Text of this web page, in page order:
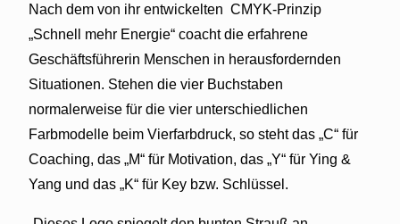
Nach dem von ihr entwickelten CMYK-Prinzip
„Schnell mehr Energie“ coacht die erfahrene
Geschäftsführerin Menschen in herausfordernden
Situationen. Stehen die vier Buchstaben
normalerweise für die vier unterschiedlichen
Farbmodelle beim Vierfarbdruck, so steht das „C“ für
Coaching, das „M“ für Motivation, das „Y“ für Ying &
Yang und das „K“ für Key bzw. Schlüssel.